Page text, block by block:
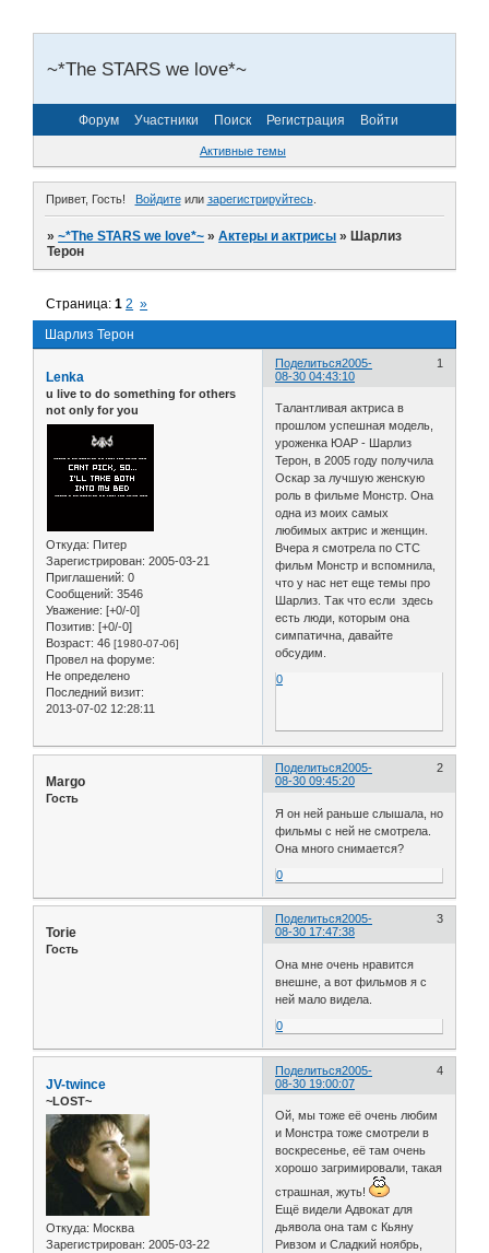
~*The STARS we love*~
Форум Участники Поиск Регистрация Войти
Активные темы
Привет, Гость! Войдитеили зарегистрируйтесь.
»~*The STARS we love*~ »Актеры и актрисы »Шарлиз
Терон
Шарлиз Терон
Страница:1 2 »
Поделиться 1
2005-
08-30 04:43:10
Lenka
u live to do something for others
not only for you
Откуда: Питер
Зарегистрирован: 2005-03-21
Приглашений: 0
Сообщений: 3546
Уважение: [+0/-0]
Позитив: [+0/-0]
Возраст: 46 [1980-07-06]
Провел на форуме:
Не определено
Последний визит:
2013-07-02 12:28:11
Талантливая актриса в
прошлом успешная модель,
уроженка ЮАР - Шарлиз
Терон, в 2005 году получила
Оскар за лучшую женскую
роль в фильме Монстр. Она
одна из моих самых
любимых актрис и женщин.
Вчера я смотрела по СТС
фильм Монстр и вспомнила,
что у нас нет еще темы про
Шарлиз. Так что если здесь
есть люди, которым она
симпатична, давайте
обсудим.
0
Поделиться 2
2005-
08-30 09:45:20
Margo
Гость
Я он ней раньше слышала, но
фильмы с ней не смотрела.
Она много снимается?
0
Поделиться 3
2005-
08-30 17:47:38
Torie
Гость
Она мне очень нравится
внешне, а вот фильмов я с
ней мало видела.
0
Поделиться 4
2005-
08-30 19:00:07
JV-twince
~LOST~
Откуда: Москва
Зарегистрирован: 2005-03-22
Ой, мы тоже её очень любим
и Монстра тоже смотрели в
воскресенье, её там очень
хорошо загримировали, такая
страшная, жуть!
Ещё видели Адвокат для
дьявола она там с Кьяну
Ривзом и Сладкий ноябрь,